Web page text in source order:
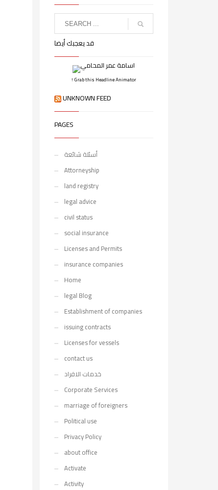
قد يعجبك أيضا
↑ Grab this Headline Animator
UNKNOWN FEED
PAGES
أسئلة شائعة
Attorneyship
land registry
legal advice
civil status
social insurance
Licenses and Permits
insurance companies
Home
legal Blog
Establishment of companies
issuing contracts
Licenses for vessels
contact us
خدمات الافراد
Corporate Services
marriage of foreigners
Political use
Privacy Policy
about office
Activate
Activity